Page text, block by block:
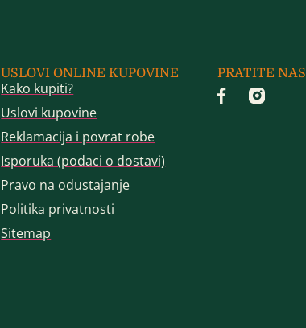
USLOVI ONLINE KUPOVINE
Kako kupiti?
Uslovi kupovine
Reklamacija i povrat robe
Isporuka (podaci o dostavi)
Pravo na odustajanje
Politika privatnosti
Sitemap
PRATITE NAS